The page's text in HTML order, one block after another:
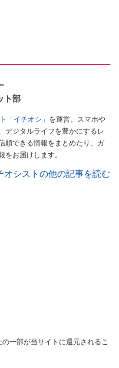
ト部
「イチオシ」 を運営。スマホや
デジタルライフを豊かにするレ
頼できる情報をまとめたり、ガ
をお届けします。
オシストの他の記事を読む
一部が当サイトに還元されるこ